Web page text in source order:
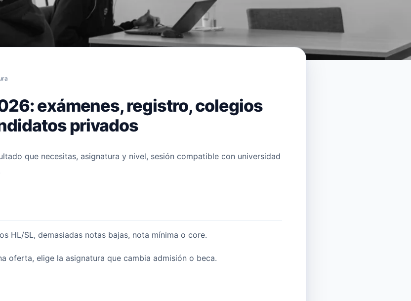
exámenes, registro, colegios
privados
que necesitas, asignatura y nivel, sesión compatible con universidad
HL/SL, demasiadas notas bajas, nota mínima o core.
oferta, elige la asignatura que cambia admisión o beca.